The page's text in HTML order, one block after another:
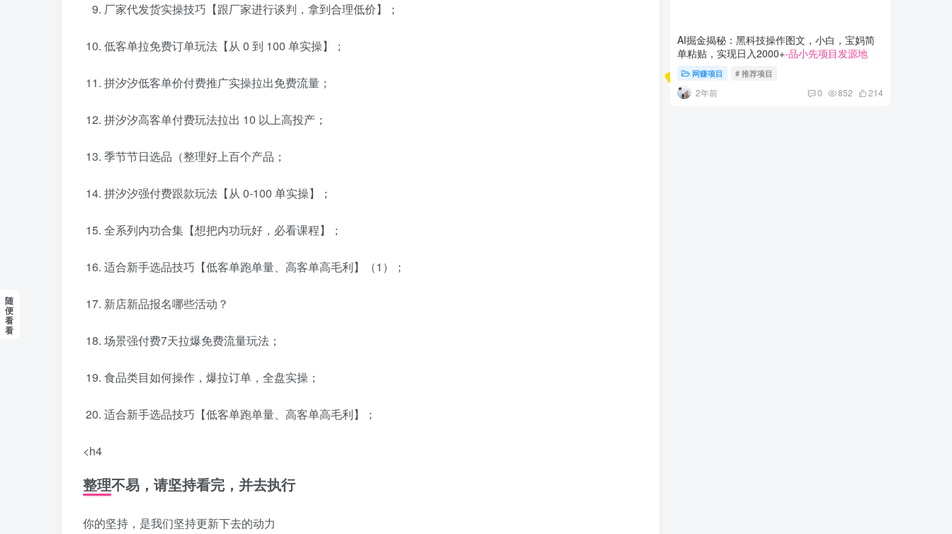
厂家代发货实操技巧【跟厂家进行谈判，拿到合理低价】；
低客单拉免费订单玩法【从 0 到 100 单实操】；
拼汐汐低客单价付费推广实操拉出免费流量；
拼汐汐高客单付费玩法拉出 10 以上高投产；
季节节日选品（整理好上百个产品；
拼汐汐强付费跟款玩法【从 0-100 单实操】；
全系列内功合集【想把内功玩好，必看课程】；
适合新手选品技巧【低客单跑单量、高客单高毛利】（1）；
新店新品报名哪些活动？
场景强付费7天拉爆免费流量玩法；
食品类目如何操作，爆拉订单，全盘实操；
适合新手选品技巧【低客单跑单量、高客单高毛利】；
<h4
整理不易，请坚持看完，并去执行
你的坚持，是我们坚持更新下去的动力
AI掘金揭秘：黑科技操作图文，小白，宝妈简
单粘贴，实现日入2000+-品小先项目发源地
网赚项目 # 推荐项目
2年前 0 852 214
随
便
看
看